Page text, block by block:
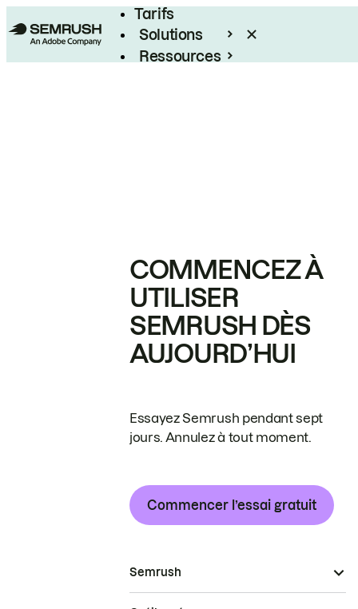
Tarifs
Solutions
Ressources
COMMENCEZ À
UTILISER
SEMRUSH DÈS
AUJOURD’HUI
Essayez Semrush pendant sept
jours. Annulez à tout moment.
Commencer l’essai gratuit
Semrush